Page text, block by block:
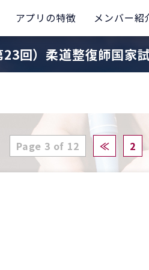
アプリの特徴 メンバー紹
回）柔道整復師国家
Page 3 of 12 ≪ 2